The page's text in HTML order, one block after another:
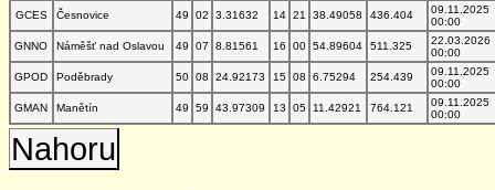
GCES
Česnovice 49 02 3.31632 14 21 38.49058 436.404
09.11.2025
00:00
GNNO
Náměšť nad Oslavou 49 07 8.81561 16 00 54.89604 511.325
22.03.2026
00:00
GPOD
Poděbrady 50 08 24.92173 15 08 6.75294 254.439
09.11.2025
00:00
GMAN
Manětín 49 59 43.97309 13 05 11.42921 764.121
09.11.2025
00:00
Nahoru